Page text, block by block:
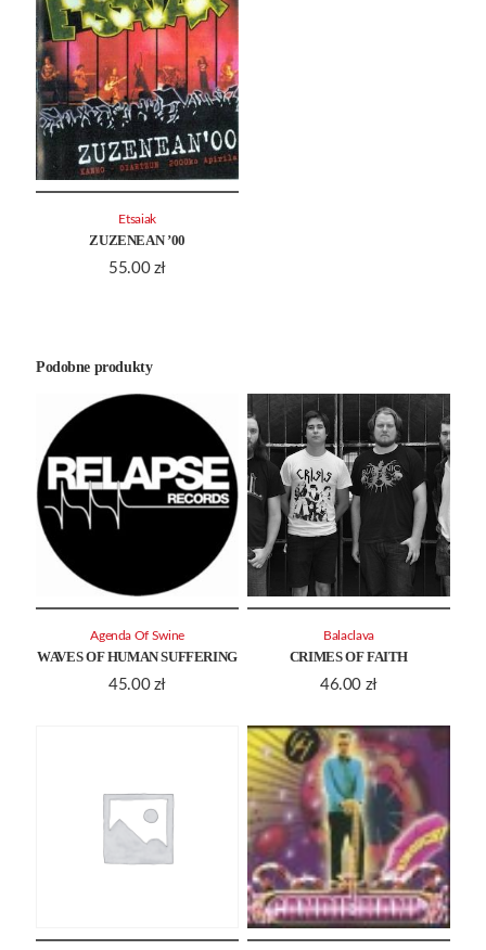
ZUZENEAN ’00
55.00 zł
Etsaiak
Podobne produkty
WAVES OF HUMAN SUFFERING
45.00 zł
Agenda Of Swine
CRIMES OF FAITH
46.00 zł
Balaclava